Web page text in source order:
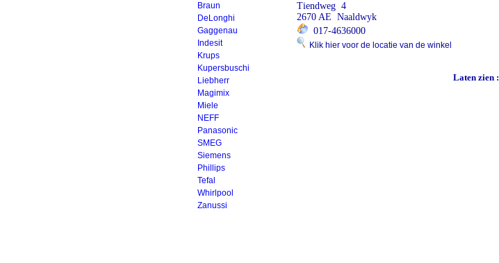
Braun
DeLonghi
Gaggenau
Indesit
Krups
Kupersbuschi
Liebherr
Magimix
Miele
NEFF
Panasonic
SMEG
Siemens
Phillips
Tefal
Whirlpool
Zanussi
Tiendweg 4
2670 AE Naaldwyk
017-4636000
Klik hier voor de locatie van de winkel
Laten zien :